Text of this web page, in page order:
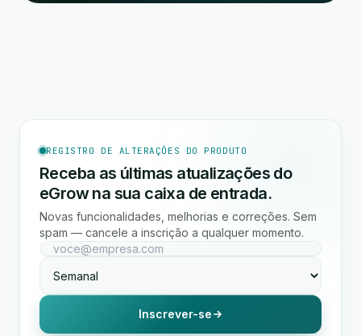
REGISTRO DE ALTERAÇÕES DO PRODUTO
Receba as últimas atualizações do
eGrow na sua caixa de entrada.
Novas funcionalidades, melhorias e correções. Sem
spam — cancele a inscrição a qualquer momento.
Inscrever-se